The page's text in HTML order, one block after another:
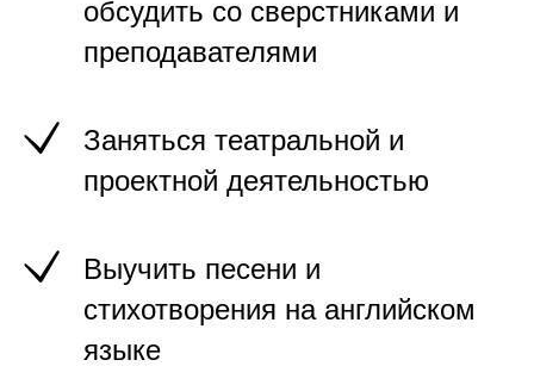
обсудить со сверстниками и
преподавателями
Заняться театральной и
проектной деятельностью
Выучить песени и
стихотворения на английском
языке